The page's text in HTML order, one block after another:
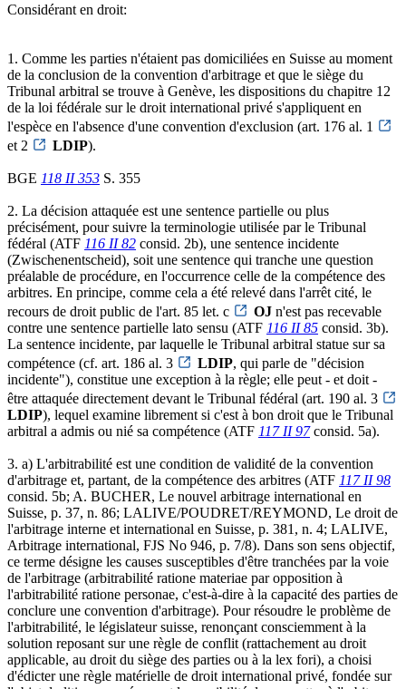
Considérant en droit:
1. Comme les parties n'étaient pas domiciliées en Suisse au moment
de la conclusion de la convention d'arbitrage et que le siège du
Tribunal arbitral se trouve à Genève, les dispositions du chapitre 12
de la loi fédérale sur le droit international privé s'appliquent en
l'espèce en l'absence d'une convention d'exclusion (art. 176 al. 1
et 2
LDIP).
BGE 118 II 353 S. 355
2. La décision attaquée est une sentence partielle ou plus
précisément, pour suivre la terminologie utilisée par le Tribunal
fédéral (ATF 116 II 82 consid. 2b), une sentence incidente
(Zwischenentscheid), soit une sentence qui tranche une question
préalable de procédure, en l'occurrence celle de la compétence des
arbitres. En principe, comme cela a été relevé dans l'arrêt cité, le
recours de droit public de l'art. 85 let. c
OJ n'est pas recevable
contre une sentence partielle lato sensu (ATF 116 II 85 consid. 3b).
La sentence incidente, par laquelle le Tribunal arbitral statue sur sa
compétence (cf. art. 186 al. 3
LDIP, qui parle de "décision
incidente"), constitue une exception à la règle; elle peut - et doit -
être attaquée directement devant le Tribunal fédéral (art. 190 al. 3
LDIP), lequel examine librement si c'est à bon droit que le Tribunal
arbitral a admis ou nié sa compétence (ATF 117 II 97consid. 5a).
3. a) L'arbitrabilité est une condition de validité de la convention
d'arbitrage et, partant, de la compétence des arbitres (ATF 117 II 98
consid. 5b; A. BUCHER, Le nouvel arbitrage international en
Suisse, p. 37, n. 86; LALIVE/POUDRET/REYMOND, Le droit de
l'arbitrage interne et international en Suisse, p. 381, n. 4; LALIVE,
Arbitrage international, FJS No 946, p. 7/8). Dans son sens objectif,
ce terme désigne les causes susceptibles d'être tranchées par la voie
de l'arbitrage (arbitrabilité ratione materiae par opposition à
l'arbitrabilité ratione personae, c'est-à-dire à la capacité des parties de
conclure une convention d'arbitrage). Pour résoudre le problème de
l'arbitrabilité, le législateur suisse, renonçant consciemment à la
solution reposant sur une règle de conflit (rattachement au droit
applicable, au droit du siège des parties ou à la lex fori), a choisi
d'édicter une règle matérielle de droit international privé, fondée sur